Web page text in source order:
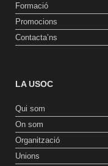
Formació
Promocions
Contacta’ns
LA USOC
Qui som
On som
Organització
Unions